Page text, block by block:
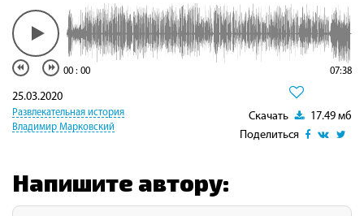
00 : 00 07:38
Скачать
17.49 мб
Поделиться
25.03.2020
Развлекательная история
Владимир Марковский
Напишите автору: